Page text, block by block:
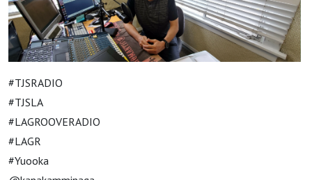
#TJSRADIO
#TJSLA
#LAGROOVERADIO
#LAGR
#Yuooka